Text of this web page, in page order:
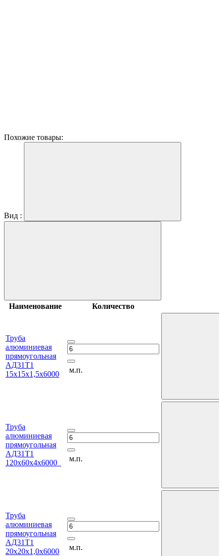
Похожие товары:
Вид :
Наименование Количество
Труба
алюминиевая
прямоугольная
АД31Т1
15х15х1,5х6000
м.п.
Труба
алюминиевая
прямоугольная
АД31Т1
120х60х4х6000
м.п.
Труба
алюминиевая
прямоугольная
АД31Т1
20х20х1,0х6000
м.п.